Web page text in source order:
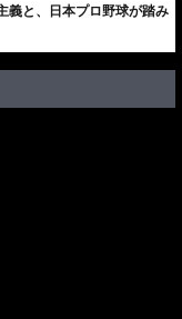
義と、日本プロ野球が踏み